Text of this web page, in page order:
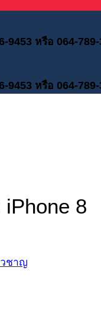
9453 หรือ 064-
9453 หรือ 064-
วชาญ
8